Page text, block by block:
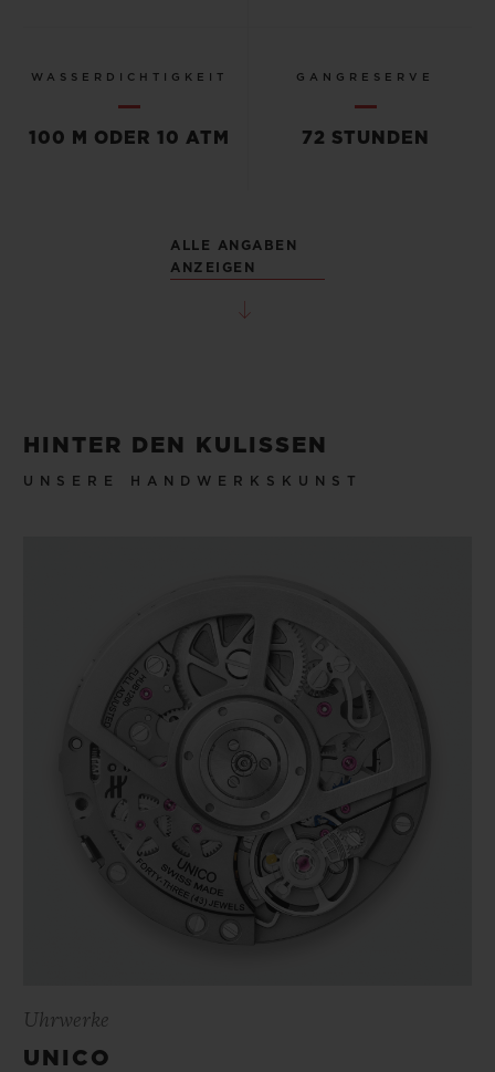
WASSERDICHTIGKEIT
100 M ODER 10 ATM
GANGRESERVE
72 STUNDEN
ALLE ANGABEN
ANZEIGEN
HINTER DEN KULISSEN
UNSERE HANDWERKSKUNST
Uhrwerke
UNICO